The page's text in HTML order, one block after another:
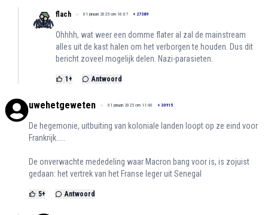
flach 01 januari 2025 om 16:07 + 27389
Ohhhh, wat weer een domme flater al zal de mainstream
alles uit de kast halen om het verborgen te houden. Dus dit
bericht zoveel mogelijk delen. Nazi-parasieten.
1 + Antwoord
uwehetgeweten 01 januari 2025 om 11:40 + 30915
De hegemonie, uitbuiting van koloniale landen loopt op ze eind voor
Frankrijk.....
De onverwachte mededeling waar Macron bang voor is, is zojuist
gedaan: het vertrek van het Franse leger uit Senegal
5+ Antwoord